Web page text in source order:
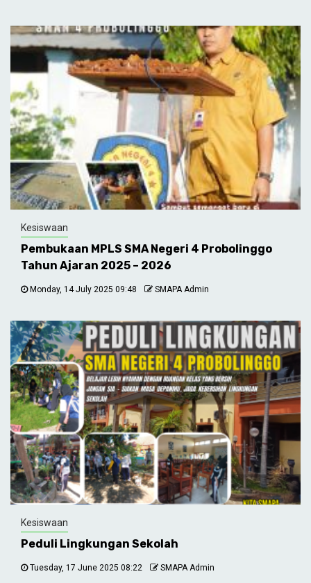
Kesiswaan
Pembukaan MPLS SMA Negeri 4 Probolinggo
Tahun Ajaran 2025 – 2026
Monday, 14 July 2025 09:48 SMAPA Admin
Kesiswaan
Peduli Lingkungan Sekolah
Tuesday, 17 June 2025 08:22 SMAPA Admin